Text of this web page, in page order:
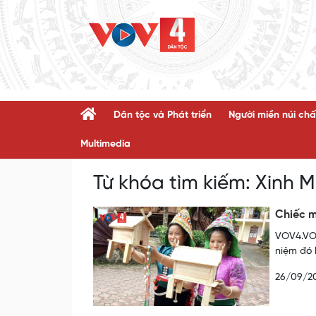
Dân tộc và Phát triển Người miền núi
Multimedia
Từ khóa tìm kiếm: Xinh
Chiếc
niệm đó
26/09/